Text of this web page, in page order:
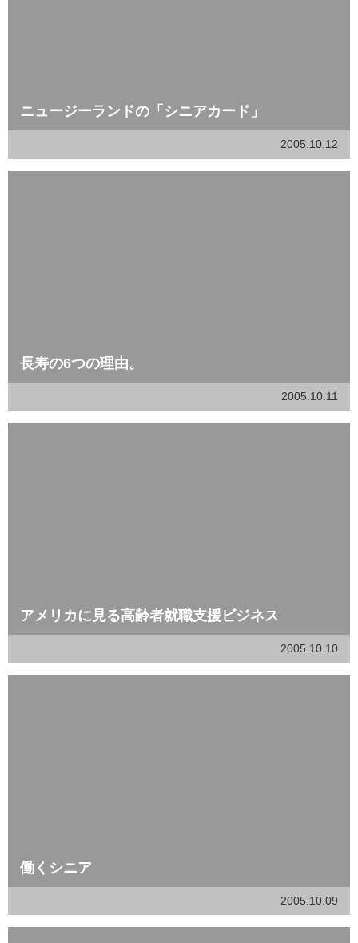
ニュージーランドの「シニアカード」
2005.10.12
長寿の6つの理由。
2005.10.11
アメリカに見る高齢者就職支援ビジネス
2005.10.10
働くシニア
2005.10.09